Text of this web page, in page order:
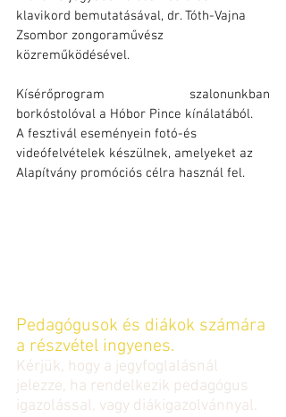
klavikord bemutatásával, dr. Tóth-Vajna
Zsombor zongoraművész
közreműködésével.
Kísérőprogram szalonunkban
borkóstolóval a Hóbor Pince kínálatából.
A fesztivál eseményein fotó-és
videófelvételek készülnek, amelyeket az
Alapítvány promóciós célra használ fel.
Pedagógusok és diákok számára
a részvétel ingyenes.
Kérjük, hogy a jegyfoglalásnál
jelezze, ha rendelkezik pedagógus
igazolással, vagy diákigazolvánnyal.